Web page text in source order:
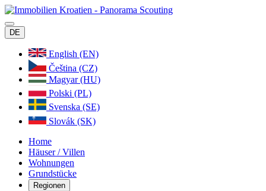
DE
English (EN)
Čeština (CZ)
Magyar (HU)
Polski (PL)
Svenska (SE)
Slovák (SK)
Home
Häuser / Villen
Wohnungen
Grundstücke
Regionen